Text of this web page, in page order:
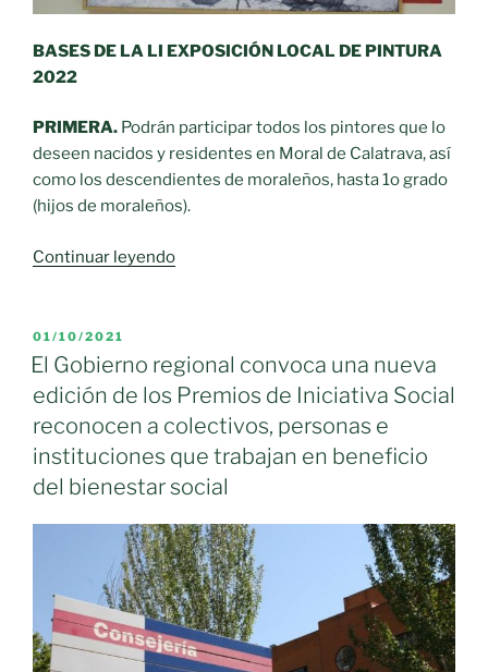
BASES DE LA LI EXPOSICIÓN LOCAL DE PINTURA
2022
PRIMERA. Podrán participar todos los pintores que lo
deseen nacidos y residentes en Moral de Calatrava, así
como los descendientes de moraleños, hasta 1o grado
(hijos de moraleños).
Continuar leyendo«LI
Pintura
2022.
Organiza:
Excmo.
Ayuntamiento
de
de
Calatrava»
PUBLICADO
EL
01/10/2021
El Gobierno regional convoca una nueva
edición de los Premios de Iniciativa Social
reconocen a colectivos, personas e
instituciones que trabajan en beneficio
del bienestar social